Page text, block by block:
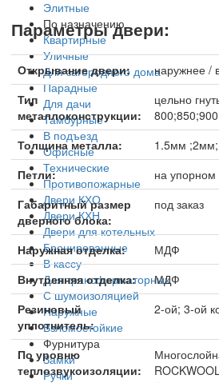
Элитные
По назначению
Квартирные
Уличные
Для загородного дома
Парадные
Для дачи
Тамбурные
В подъезд
Офисные
Технические
Противопожарные
Двери КХО
Двери КХН
Двери для котельных
Бронированные
В кассу
Для трансформаторных
С шумоизоляцией
Наружные
Взломостойкие
Фурнитура
Замки
Ручки
Параметры двери:
Открывание двери:
наружнее /
Тип
металлоконструкции:
цельно
800;850;900
Толщина металла:
1.5мм
Петли:
на
Габаритный размер
дверного блока:
под заказ
Наружная отделка:
МДФ
Внутренняя отделка:
МДФ
Резиновый
уплотнитель:
2-ой; 3-ой
По уровню
теплозвукоизоляции: